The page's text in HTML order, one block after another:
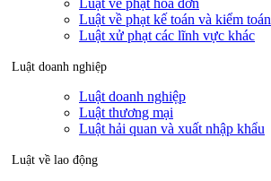
Luật về phạt hóa đơn
Luật về phạt kế toán và kiểm toán
Luật xử phạt các lĩnh vực khác
Luật doanh nghiệp
Luật doanh nghiệp
Luật thương mại
Luật hải quan và xuất nhập khẩu
Luật về lao động